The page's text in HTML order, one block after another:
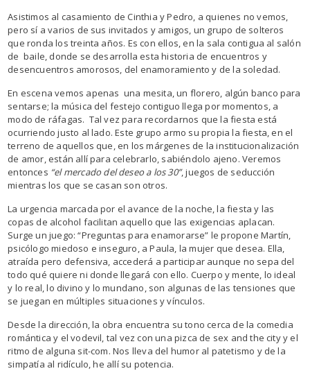
Asistimos al casamiento de Cinthia y Pedro, a quienes no vemos,
pero sí a varios de sus invitados y amigos, un grupo de solteros
que ronda los treinta años. Es con ellos, en la sala contigua al salón
de baile, donde se desarrolla esta historia de encuentros y
desencuentros amorosos, del enamoramiento y de la soledad.
En escena vemos apenas una mesita, un florero, algún banco para
sentarse; la música del festejo contiguo llega por momentos, a
modo de ráfagas. Tal vez para recordarnos que la fiesta está
ocurriendo justo al lado. Este grupo armo su propia la fiesta, en el
terreno de aquellos que, en los márgenes de la institucionalización
de amor, están allí para celebrarlo, sabiéndolo ajeno. Veremos
entonces “el mercado del deseo a los 30”, juegos de seducción
mientras los que se casan son otros.
La urgencia marcada por el avance de la noche, la fiesta y las
copas de alcohol facilitan aquello que las exigencias aplacan.
Surge un juego: “Preguntas para enamorarse” le propone Martín,
psicólogo miedoso e inseguro, a Paula, la mujer que desea. Ella,
atraída pero defensiva, accederá a participar aunque no sepa del
todo qué quiere ni donde llegará con ello. Cuerpo y mente, lo ideal
y lo real, lo divino y lo mundano, son algunas de las tensiones que
se juegan en múltiples situaciones y vínculos.
Desde la dirección, la obra encuentra su tono cerca de la comedia
romántica y el vodevil, tal vez con una pizca de sex and the city y el
ritmo de alguna sit-com. Nos lleva del humor al patetismo y de la
simpatía al ridículo, he allí su potencia.